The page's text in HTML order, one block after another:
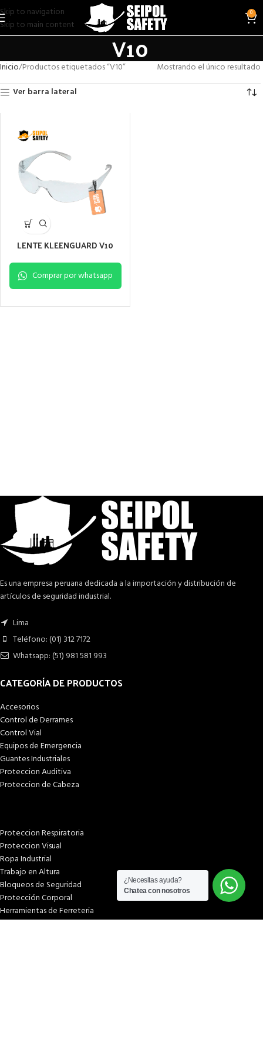
Skip to navigation
Skip to main content
0
V10
Inicio Productos etiquetados “V10”
Mostrando el único resultado
Ver barra lateral
LENTE KLEENGUARD V10
Comprar por whatsapp
Es una empresa peruana dedicada a la importación y distribución de
artículos de seguridad industrial.
Lima
Teléfono: (01) 312 7172
Whatsapp: (51) 981 581 993
CATEGORÍA DE PRODUCTOS
Accesorios
Control de Derrames
Control Vial
Equipos de Emergencia
Guantes Industriales
Proteccion Auditiva
Proteccion de Cabeza
Proteccion Respiratoria
Proteccion Visual
Ropa Industrial
Trabajo en Altura
Bloqueos de Seguridad
Protección Corporal
Herramientas de Ferreteria
¿Necesitas ayuda?
Chatea con nosotros